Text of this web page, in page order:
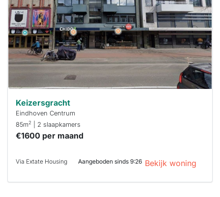
maken moet je
binnen 15
minuten
reageren.
Stekkies helpt
je hierbij!
Keizersgracht
Eindhoven Centrum
85m2 | 2 slaapkamers
€1600 per maand
Via Extate Housing Aangeboden sinds 9:26 Bekijk woning